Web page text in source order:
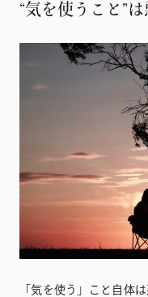
“気を使うこと”
「気を使う」こと自体